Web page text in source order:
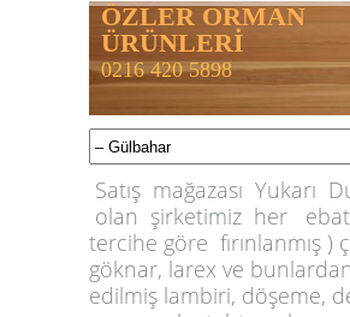
ÖZLER ORMAN
ÜRÜNLERİ
0216 420 5898
Satış mağazası Yukarı
olan şirketimiz her
tercihe göre fırınlanmış )
göknar, larex ve
edilmiş lambiri, döşeme,